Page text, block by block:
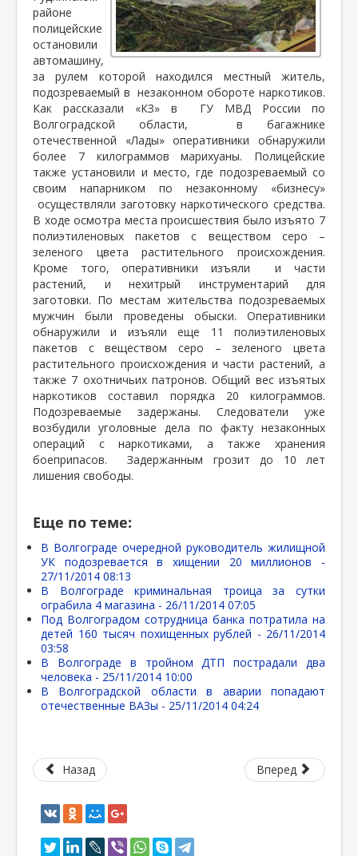
районе
полицейские
остановили
автомашину,
за рулем которой находился местный житель,
подозреваемый в незаконном обороте наркотиков.
Как рассказали «КЗ» в
ГУ МВД России по
Волгоградской области,
в багажнике
отечественной «Лады» оперативники обнаружили
более 7 килограммов марихуаны. Полицейские
также установили и место, где подозреваемый со
своим напарником по незаконному «бизнесу»
осуществляли заготовку наркотического средства.
В ходе осмотра места происшествия было изъято 7
полиэтиленовых пакетов с веществом серо –
зеленого цвета растительного происхождения.
Кроме того, оперативники изъяли
и части
растений, и нехитрый инструментарий для
заготовки. По местам жительства подозреваемых
мужчин были проведены обыски. Оперативники
обнаружили и изъяли еще 11 полиэтиленовых
пакетов с веществом серо – зеленого цвета
растительного происхождения и части растений, а
также 7 охотничьих патронов. Общий вес изъятых
наркотиков составил порядка 20 килограммов.
Подозреваемые задержаны. Следователи уже
возбудили уголовные дела по факту незаконных
операций с наркотиками, а также хранения
боеприпасов.
Задержанным грозит до 10 лет
лишения свободы.
Еще по теме:
В Волгограде очередной руководитель жилищной
УК подозревается в хищении 20 миллионов -
27/11/2014 08:13
В Волгограде криминальная троица за сутки
ограбила 4 магазина - 26/11/2014 07:05
Под Волгоградом сотрудница банка потратила на
детей 160 тысяч похищенных рублей - 26/11/2014
03:58
В Волгограде в тройном ДТП пострадали два
человека - 25/11/2014 10:00
В Волгоградской области в аварии попадают
отечественные ВАЗы - 25/11/2014 04:24
Назад Вперед